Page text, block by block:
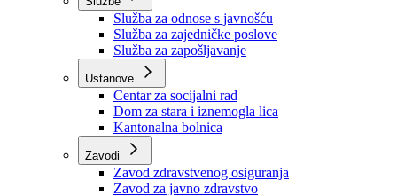
Organizacije
Službe
Služba za odnose s javnošću
Služba za zajedničke poslove
Služba za zapošljavanje
Ustanove
Centar za socijalni rad
Dom za stara i iznemogla lica
Kantonalna bolnica